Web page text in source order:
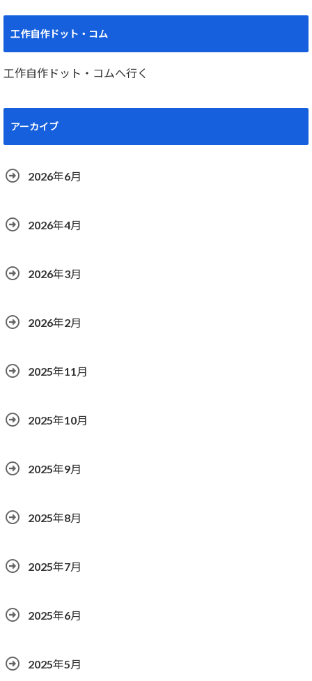
工作自作ドット・コム
工作自作ドット・コムへ行く
アーカイブ
2026年6月
2026年4月
2026年3月
2026年2月
2025年11月
2025年10月
2025年9月
2025年8月
2025年7月
2025年6月
2025年5月